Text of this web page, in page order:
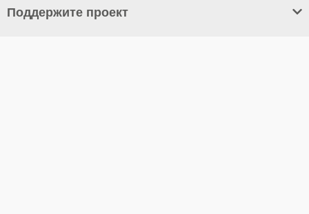
Поддержите проект